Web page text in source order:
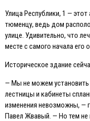
Улица Республики, 1 —
тюменцу, ведь дом
улице. Удивительно, что
месте с самого начала его
Историческое здание
— Мы не можем
лестницы и кабинеты
изменения невозможны, —
Павел Жвавый. — Но тем не